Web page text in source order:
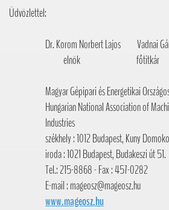
Üdvözlettel:
Dr. Korom Norbert Lajos Vadnai
elnök főtitkár
Magyar Gépipari és Energetikai
Hungarian National Association of
Industries
székhely : 1012 Budapest, Kuny
iroda : 1021 Budapest, Budakeszi út 51.
Tel.: 215-8868 - Fax : 457-0282
E-mail : mageosz@mageosz.hu
www.mageosz.hu